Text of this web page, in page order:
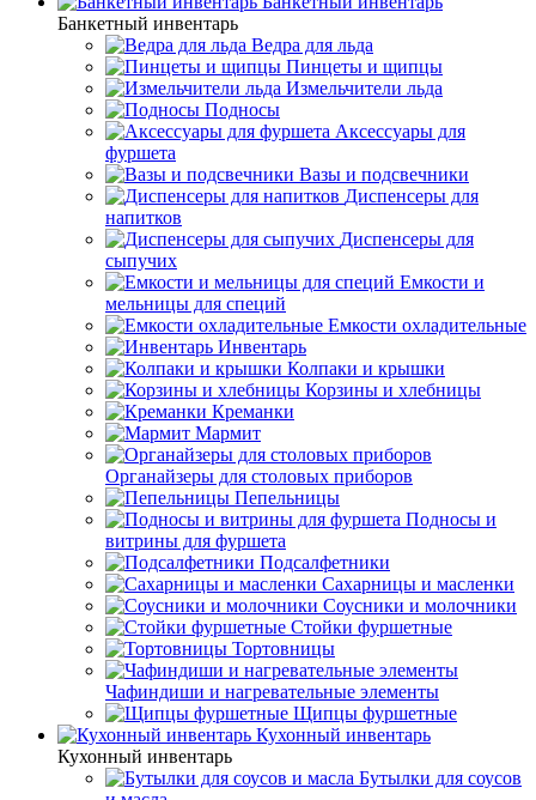
Банкетный инвентарь
Ведра для льда
Пинцеты и щипцы
Измельчители льда
Подносы
Аксессуары для
фуршета
Вазы и подсвечники
Диспенсеры для
напитков
Диспенсеры для
сыпучих
Емкости и
мельницы для специй
Емкости охладительные
Инвентарь
Колпаки и крышки
Корзины и хлебницы
Креманки
Мармит
Органайзеры для столовых приборов
Пепельницы
Подносы и
витрины для фуршета
Подсалфетники
Сахарницы и масленки
Соусники и молочники
Стойки фуршетные
Тортовницы
Чафиндиши и нагревательные элементы
Щипцы фуршетные
Кухонный инвентарь
Кухонный инвентарь
Бутылки для соусов